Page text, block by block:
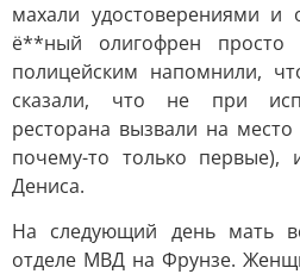
махали удостоверениями и
ё**ный олигофрен просто
полицейским напомнили,
сказали, что не при
ресторана вызвали на
почему-то только первые),
Дениса.
На следующий день мать
отделе МВД на Фрунзе.